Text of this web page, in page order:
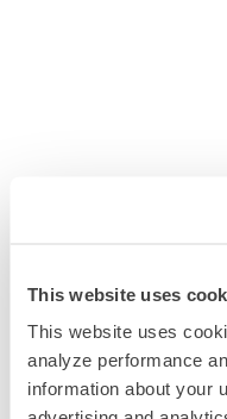
This website uses
This website uses
analyze performance
information about your